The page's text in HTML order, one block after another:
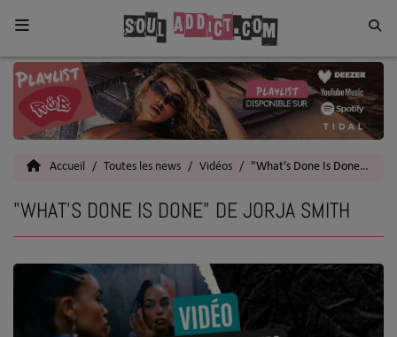
Home
Toutes les News
Actu
Interviews
Talents
Accueil Toutes les news Vidéos "What's Done Is Done" de Jorja Smith
"WHAT'S DONE IS DONE" DE JORJA SMITH